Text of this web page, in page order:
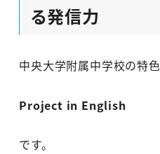
る発信力
中央大学附属中学校の特色
Project in English
です。